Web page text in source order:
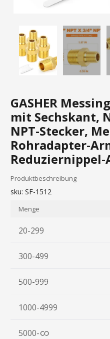
GASHER
mit Sechskant,
NPT-Stecker,
Rohradapter-
Reduziernippel-
Produktbeschreibung
sku: SF-1512
Menge
20-299
300-499
500-999
1000-4999
5000-